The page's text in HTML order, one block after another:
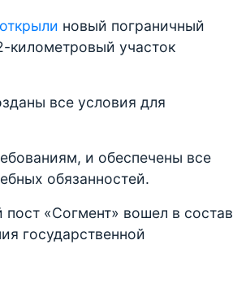
открыли новый пограничный
километровый участок
все условия для
и обеспечены все
обязанностей.
«Согмент» вошел в состав
государственной